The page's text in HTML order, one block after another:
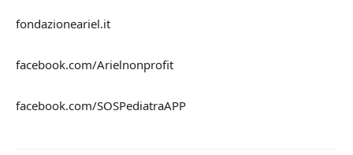
fondazioneariel.it
facebook.com/Arielnonprofit
facebook.com/SOSPediatraAPP